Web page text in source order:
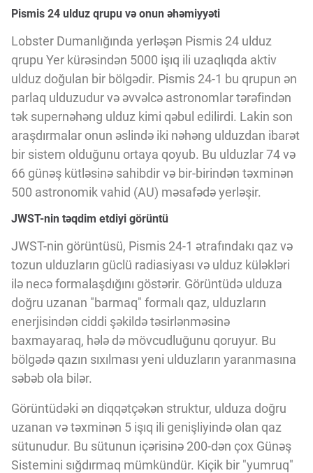
Vizyoner Baxışı
Innovasiya Bələdçisi
Gələcəyin Təhlili
Podkastlar
Pismis 24 ulduz qrupu və onun əhəmiyyəti
Lobster Dumanlığında yerləşən Pismis 24 ulduz
qrupu Yer kürəsindən 5000 işıq ili uzaqlıqda aktiv
ulduz doğulan bir bölgədir. Pismis 24-1 bu qrupun ən
parlaq ulduzudur və əvvəlcə astronomlar tərəfindən
tək supernəhəng ulduz kimi qəbul edilirdi. Lakin son
araşdırmalar onun əslində iki nəhəng ulduzdan ibarət
bir sistem olduğunu ortaya qoyub. Bu ulduzlar 74 və
66 günəş kütləsinə sahibdir və bir-birindən təxminən
500 astronomik vahid (AU) məsafədə yerləşir.
JWST-nin təqdim etdiyi görüntü
JWST-nin görüntüsü, Pismis 24-1 ətrafındakı qaz və
tozun ulduzların güclü radiasiyası və ulduz küləkləri
ilə necə formalaşdığını göstərir. Görüntüdə ulduza
doğru uzanan "barmaq" formalı qaz, ulduzların
enerjisindən ciddi şəkildə təsirlənməsinə
baxmayaraq, hələ də mövcudluğunu qoruyur. Bu
bölgədə qazın sıxılması yeni ulduzların yaranmasına
səbəb ola bilər.
Görüntüdəki ən diqqətçəkən struktur, ulduza doğru
uzanan və təxminən 5 işıq ili genişliyində olan qaz
sütunudur. Bu sütunun içərisinə 200-dən çox Günəş
Sistemini sığdırmaq mümkündür. Kiçik bir "yumruq"